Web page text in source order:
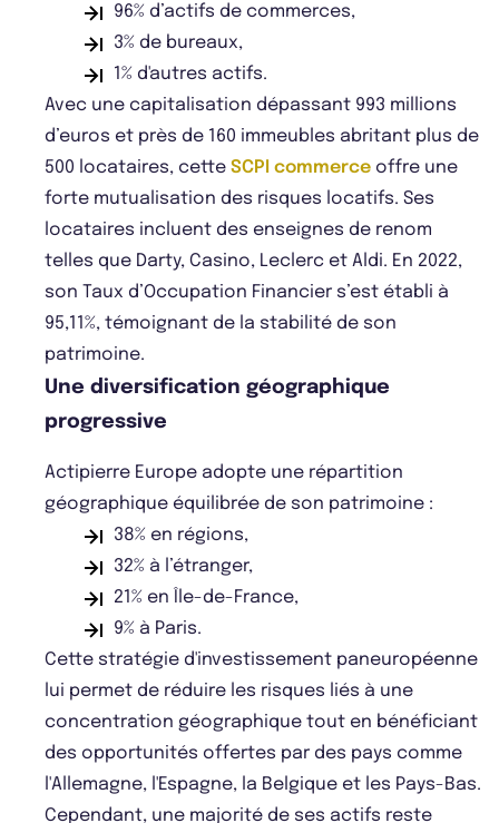
96% d’actifs de commerces,
3% de bureaux,
1% d'autres actifs.
Avec une capitalisation dépassant 993 millions
d’euros et près de 160 immeubles abritant plus de
500 locataires, cette SCPI commerce offre une
forte mutualisation des risques locatifs. Ses
locataires incluent des enseignes de renom
telles que Darty, Casino, Leclerc et Aldi. En 2022,
son Taux d’Occupation Financier s’est établi à
95,11%, témoignant de la stabilité de son
patrimoine.
Une diversification géographique
progressive
Actipierre Europe adopte une répartition
géographique équilibrée de son patrimoine :
38% en régions,
32% à l’étranger,
21% en Île-de-France,
9% à Paris.
Cette stratégie d'investissement paneuropéenne
lui permet de réduire les risques liés à une
concentration géographique tout en bénéficiant
des opportunités offertes par des pays comme
l'Allemagne, l'Espagne, la Belgique et les Pays-Bas.
Cependant, une majorité de ses actifs reste